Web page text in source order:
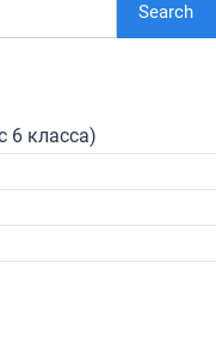
Search
6 класса)